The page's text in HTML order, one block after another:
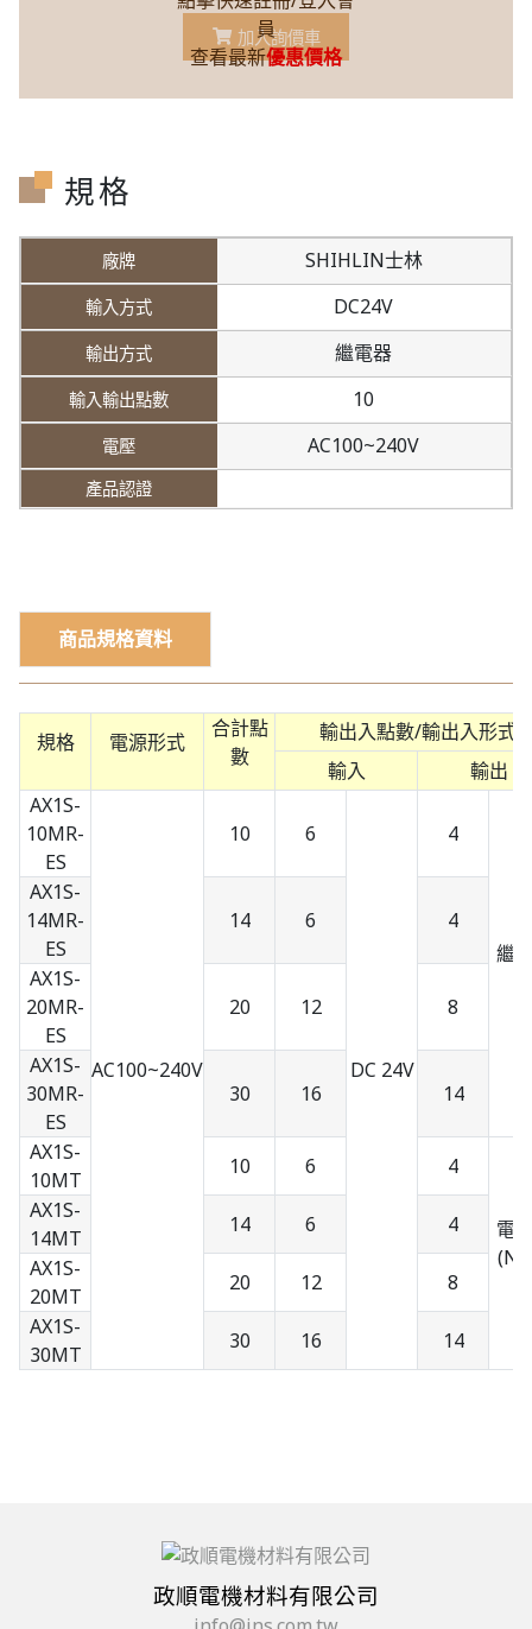
員
查看最新優惠價格
加入詢價車
規格
SHIHLIN士林
DC24V
繼電器
10
AC100~240V
商品規格資料
規格 電源形式
合計點
數
輸出入點數/輸出入形式
輸入
輸出
AX1S-
10MR-
ES
AC100~240V
10 6
DC 24V
4
繼
AX1S-
14MR-
ES
14 6 4
AX1S-
20MR-
ES
20 12 8
AX1S-
30MR-
ES
30 16 14
AX1S-
10MT
10 6 4
電
AX1S-
14MT
14 6
4
AX1S-
20MT
20 12
8
AX1S-
30MT
30 16 14
政順電機材料有限公司